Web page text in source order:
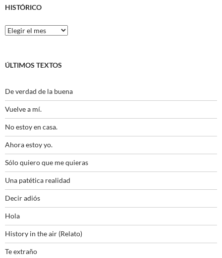
HISTÓRICO
Histórico
ÚLTIMOS TEXTOS
De verdad de la buena
Vuelve a mí.
No estoy en casa.
Ahora estoy yo.
Sólo quiero que me quieras
Una patética realidad
Decir adiós
Hola
History in the air (Relato)
Te extraño